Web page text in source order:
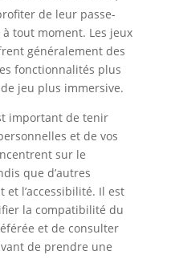
de leur passe-
tout moment. Les jeux
généralement des
fonctionnalités plus
jeu plus immersive.
important de tenir
et de vos
sur le
que d’autres
l’accessibilité. Il est
la compatibilité du
et de consulter
de prendre une